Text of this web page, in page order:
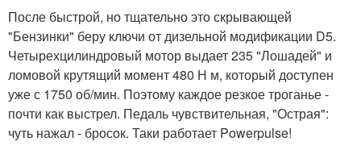
После быстрой, но тщательно это скрывающей
"Бензинки" беру ключи от дизельной модификации D5.
Четырехцилиндровый мотор выдает 235 "Лошадей" и
ломовой крутящий момент 480 Н м, который доступен
уже с 1750 об/мин. Поэтому каждое резкое троганье -
почти как выстрел. Педаль чувствительная, "Острая":
чуть нажал - бросок. Таки работает Powerpulse!